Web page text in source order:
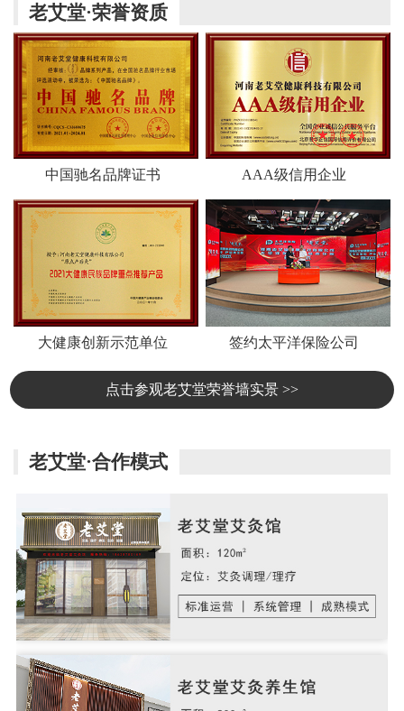
老艾堂·荣誉资质
中国驰名品牌证书 AAA级信用企业
大健康创新示范单位 签约太平洋保险公司
点击参观老艾堂荣誉墙实景 >>
老艾堂·合作模式